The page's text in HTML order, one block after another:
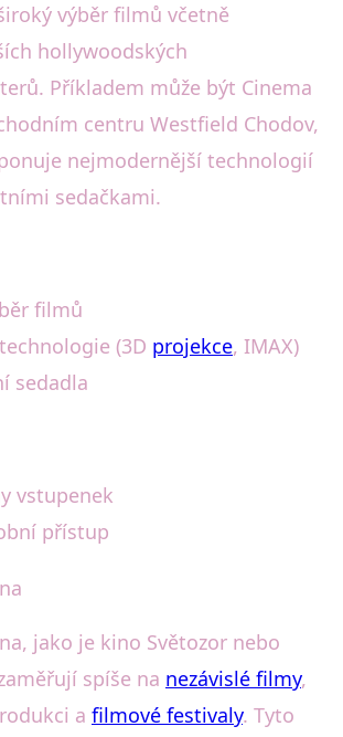
výběr filmů včetně
hollywoodských
Příkladem může být Cinema
centru Westfield Chodov,
nejmodernější technologií
sedačkami.
filmů
(3D projekce, IMAX)
sedadla
vstupenek
přístup
jako je kino Světozor nebo
spíše na nezávislé filmy,
a filmové festivaly. Tyto